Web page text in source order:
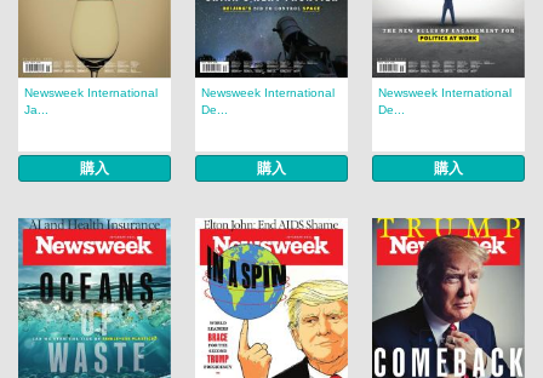
Newsweek International
Ja...
購入
Newsweek International
De...
購入
Newsweek International
De...
購入